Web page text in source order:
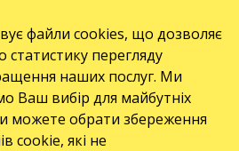
файли cookies, що дозволяє
статистику перегляду
наших послуг. Ми
Ваш вибір для майбутніх
можете обрати збереження
cookie, які не
за допомогою електронної форми